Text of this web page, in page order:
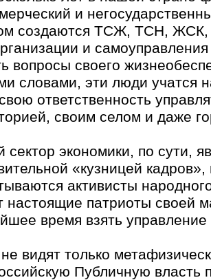
и
создаются ТСЖ, ТСН,
и
вопросы своего
словами, эти люди учатся
ответственность
своим селом и даже
сектор экономики, по сути,
«кузницей
активисты
настоящие патриоты своей
время взять
видят только
Публичную власть